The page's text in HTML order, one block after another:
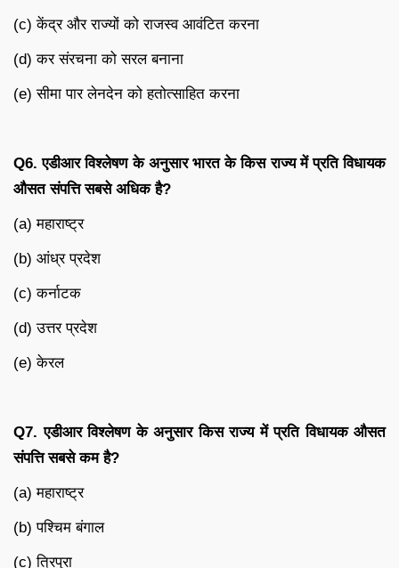
(c) केंद्र और राज्यों को राजस्व आवंटित करना
(d) कर संरचना को सरल बनाना
(e) सीमा पार लेनदेन को हतोत्साहित करना
Q6.एडीआर विश्लेषण के अनुसार भारत के किस राज्य में प्रति विधायक
औसत संपत्ति सबसे अधिक है?
(a) महाराष्ट्र
(b) आंध्र प्रदेश
(c) कर्नाटक
(d) उत्तर प्रदेश
(e) केरल
Q7.एडीआर विश्लेषण के अनुसार किस राज्य में प्रति विधायक औसत
संपत्ति सबसे कम है?
(a) महाराष्ट्र
(b) पश्चिम बंगाल
(c) त्रिपुरा